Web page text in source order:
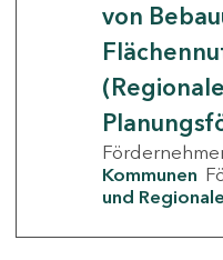
von
(Regionale
Kommunen
und